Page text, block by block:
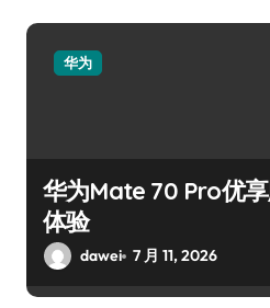
华为
华为Mate 70 Pro优
体验
dawei 7 月 11, 2026